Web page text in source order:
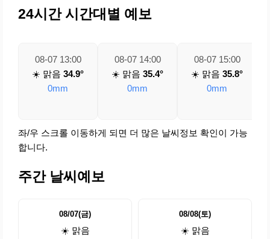
24시간 시간대별 예보
08-07 13:00
☀️ 맑음 34.9°
0mm
08-07 14:00
☀️ 맑음 35.4°
0mm
08-07 15:00
☀️ 맑음 35.8°
0mm
좌/우 스크롤 이동하게 되면 더 많은 날씨정보 확인이 가능
합니다.
주간 날씨예보
08/07(금)
☀️ 맑음
08/08(토)
☀️ 맑음